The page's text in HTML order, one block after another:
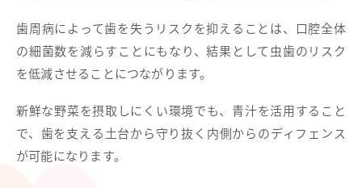
歯周病によって歯を失うリスクを抑えることは、口腔全体
の細菌数を減らすことにもなり、結果として虫歯のリスク
を低減させることにつながります。
新鮮な野菜を摂取しにくい環境でも、青汁を活用すること
で、歯を支える土台から守り抜く内側からのディフェンス
が可能になります。